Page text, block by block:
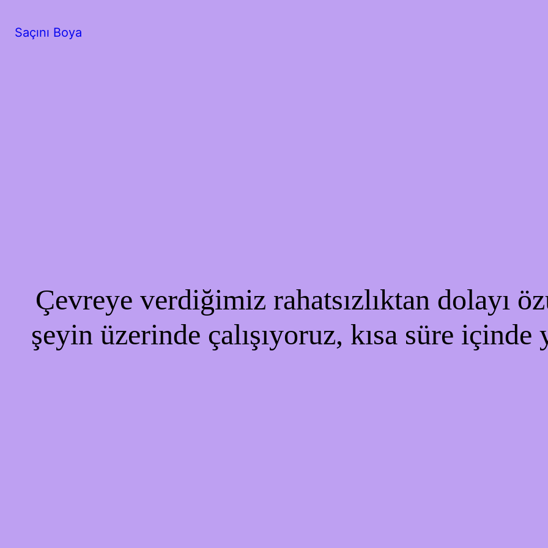
Saçını Boya
Çevreye verdiğimiz rahatsızlıktan dolayı
şeyin üzerinde çalışıyoruz, kısa süre